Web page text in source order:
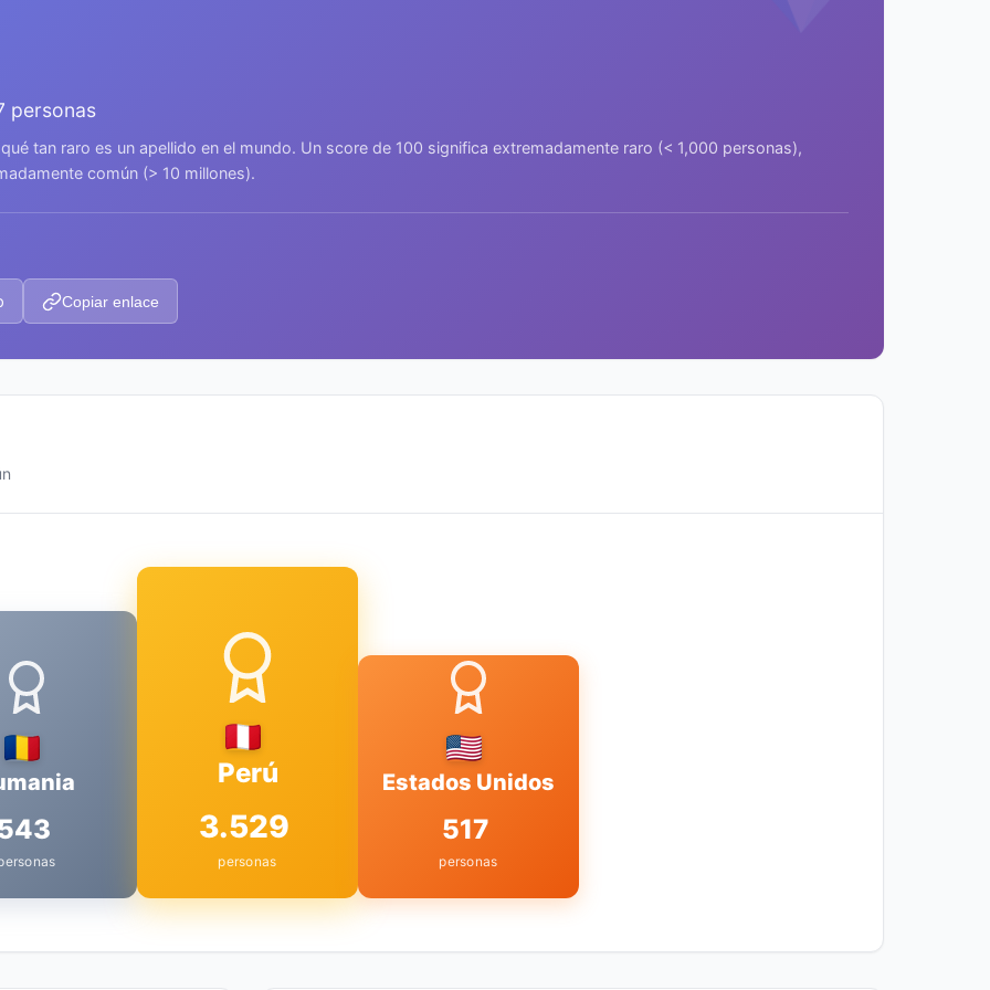
personas
tan raro es un apellido en el mundo. Un score de 100 significa extremadamente raro (< 1,000 personas),
común (> 10 millones).
Copiar enlace
Perú
3.529
personas
Estados Unidos
517
personas